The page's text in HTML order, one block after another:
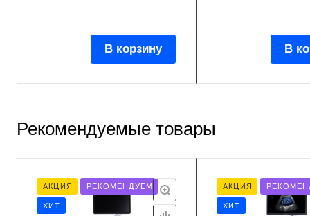
В корзину В
Рекомендуемые товары
АКЦИЯ РЕКОМЕНДУЕМ
ХИТ
АКЦИЯ
ХИТ